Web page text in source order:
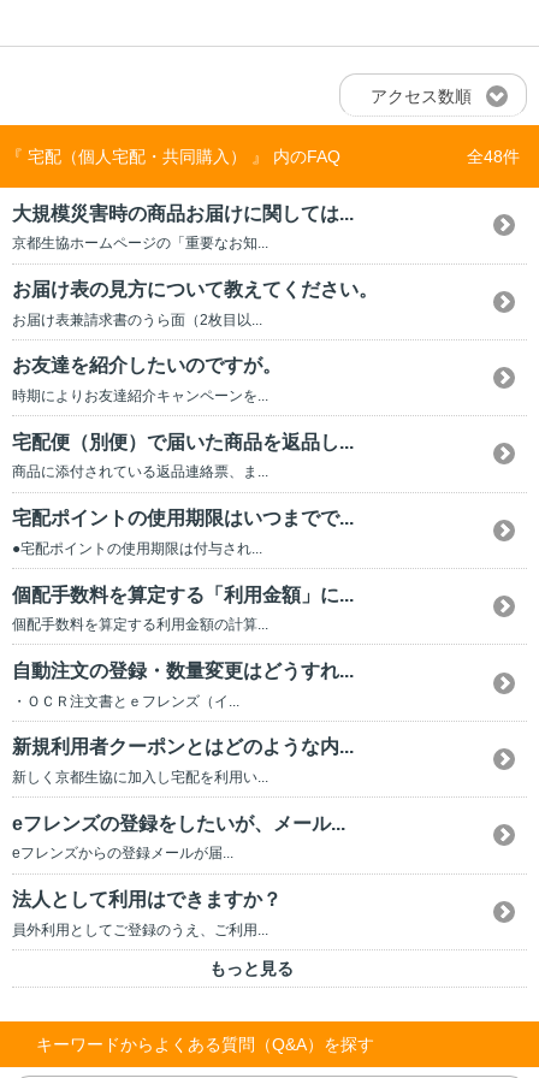
アクセス数順
『 宅配（個人宅配・共同購入） 』 内のFAQ 全48件
大規模災害時の商品お届けに関しては...
京都生協ホームページの「重要なお知...
お届け表の見方について教えてください。
お届け表兼請求書のうら面（2枚目以...
お友達を紹介したいのですが。
時期によりお友達紹介キャンペーンを...
宅配便（別便）で届いた商品を返品し...
商品に添付されている返品連絡票、ま...
宅配ポイントの使用期限はいつまでで...
●宅配ポイントの使用期限は付与され...
個配手数料を算定する「利用金額」に...
個配手数料を算定する利用金額の計算...
自動注文の登録・数量変更はどうすれ...
・ＯＣＲ注文書とｅフレンズ（イ...
新規利用者クーポンとはどのような内...
新しく京都生協に加入し宅配を利用い...
eフレンズの登録をしたいが、メール...
eフレンズからの登録メールが届...
法人として利用はできますか？
員外利用としてご登録のうえ、ご利用...
もっと見る
キーワードからよくある質問（Q&A）を探す